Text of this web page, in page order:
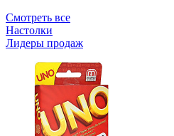
Смотреть все
Настолки
Лидеры продаж